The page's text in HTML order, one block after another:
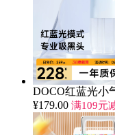
DOCO红蓝光小
¥179.00 满109元